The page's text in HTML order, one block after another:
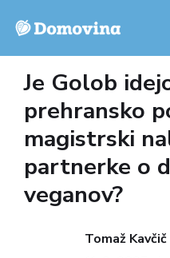
Je Golob
prehransko
magistrski
partnerke o
veganov?
Tomaž Kavčič